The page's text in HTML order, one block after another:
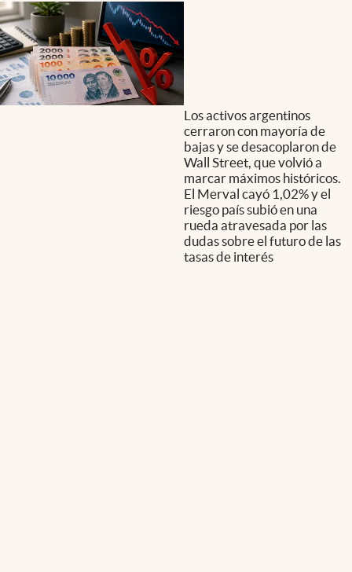
Los activos argentinos
cerraron con mayoría de
bajas y se desacoplaron de
Wall Street, que volvió a
marcar máximos históricos.
El Merval cayó 1,02% y el
riesgo país subió en una
rueda atravesada por las
dudas sobre el futuro de las
tasas de interés